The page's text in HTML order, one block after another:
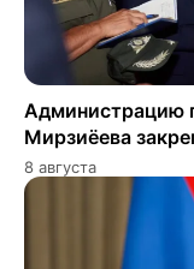
Администрацию
Мирзиёева
8 августа